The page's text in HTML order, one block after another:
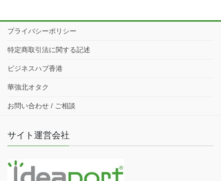
プライバシーポリシー
特定商取引法に関する記述
ビジネスハブ香港
華強北オタク
お問い合わせ / ご相談
サイト運営会社